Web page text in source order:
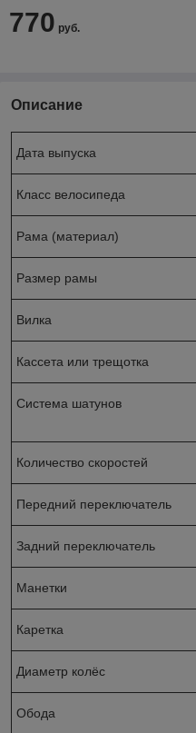
770 руб.
Описание
Дата выпуска
Класс велосипеда
Рама (материал)
Размер рамы
Вилка
Кассета или трещотка
Система шатунов
Количество скоростей
Передний переключатель
Задний переключатель
Манетки
Каретка
Диаметр колёс
Обода